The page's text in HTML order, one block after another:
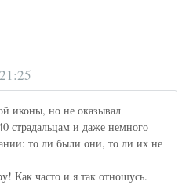
иконы, но не оказывал
страдальцам и даже немного
то ли были они, то ли их не
Как часто и я так отношусь.